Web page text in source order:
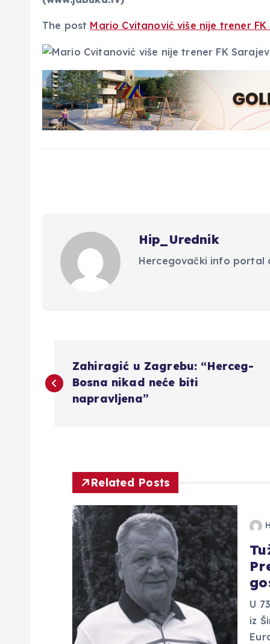
The post Mario Cvitanović više nije trener FK
Hip_Urednik
Hercegovački info portal
a
Zahiragić u Zagrebu: “Herceg-
Bosna nikad neće biti
napravljena”
Related Posts
U
iz